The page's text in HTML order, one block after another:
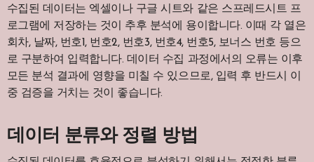
수집된 데이터는 엑셀이나 구글 시트와 같은 스프레드시트 프
로그램에 저장하는 것이 추후 분석에 용이합니다. 이때 각 열은
회차, 날짜, 번호1, 번호2, 번호3, 번호4, 번호5, 보너스 번호 등으
로 구분하여 입력합니다. 데이터 수집 과정에서의 오류는 이후
모든 분석 결과에 영향을 미칠 수 있으므로, 입력 후 반드시 이
중 검증을 거치는 것이 좋습니다.
데이터 분류와 정렬 방법